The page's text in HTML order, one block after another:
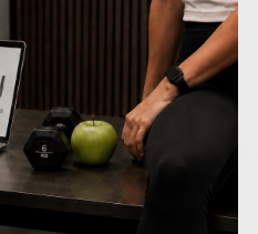
Nutricional.
alimentarios con un
a conseguir tus